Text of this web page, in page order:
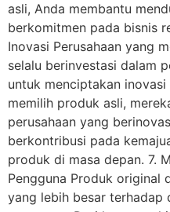
asli, Anda membantu
berkomitmen pada bisnis
Inovasi Perusahaan yang
selalu berinvestasi dalam
untuk menciptakan
memilih produk asli,
perusahaan yang
berkontribusi pada
produk di masa depan. 7.
Pengguna Produk original
yang lebih besar terhadap